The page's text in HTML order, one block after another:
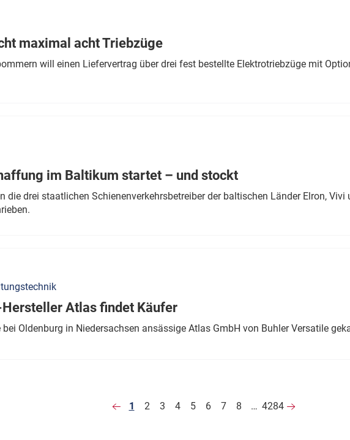
maximal acht Triebzüge
will einen Liefervertrag über drei fest bestellte Elektrotriebzüge mit
im Baltikum startet – und stockt
die drei staatlichen Schienenverkehrsbetreiber der baltischen Länder Elron,
Atlas findet Käufer
Oldenburg in Niedersachsen ansässige Atlas GmbH von Buhler Versatile
1 2 3 4 5 6 7 8 … 4284